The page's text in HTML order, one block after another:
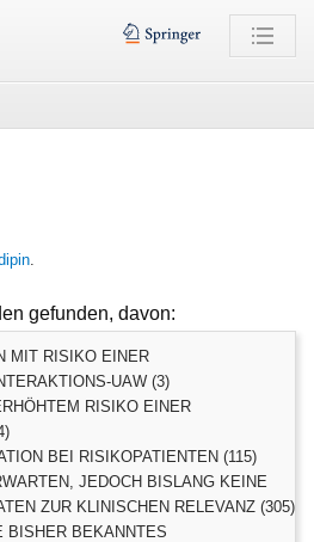
.
gefunden, davon:
MIT RISIKO EINER
UAW (3)
RISIKO EINER
BEI RISIKOPATIENTEN (115)
JEDOCH BISLANG KEINE
ZUR KLINISCHEN RELEVANZ (305)
BISHER BEKANNTES